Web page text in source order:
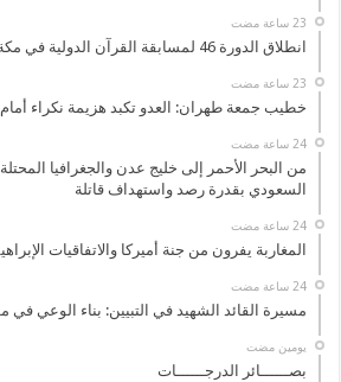
انطلاق الدورة 46 لمسابقة القرآن الدولية في مكة
خطيب جمعة طهران: العدو تكبد هزيمة نكراء أمام
‏24 ساعة مضت
من البحر الأحمر إلى خليج عدن والجغرافيا
السعودي بقدرة رصد واستهداف قاتلة
‏24 ساعة مضت
المغاربة يفرون من جنة أميركا والاتفاقيات
‏24 ساعة مضت
مسيرة القائد الشهيد في التبيين: بناء الوعي في
‏يومين مضت
بصــــــائر الدرجــــــات